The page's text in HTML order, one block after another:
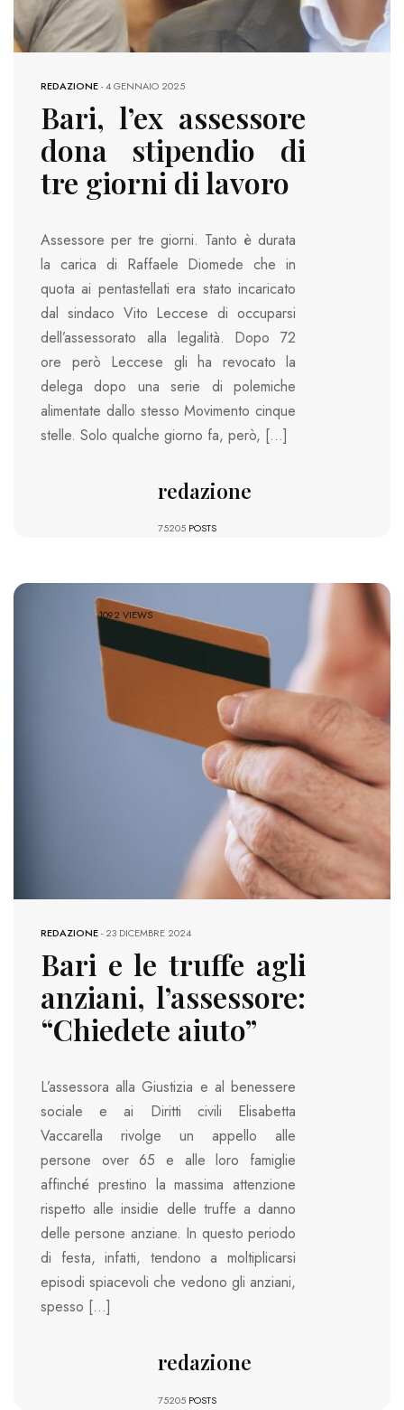
REDAZIONE-4 GENNAIO 2025
Bari, l’ex assessore
dona stipendio di
tre giorni di lavoro
Assessore per tre giorni. Tanto è durata
la carica di Raffaele Diomede che in
quota ai pentastellati era stato incaricato
dal sindaco Vito Leccese di occuparsi
dell’assessorato alla legalità. Dopo 72
ore però Leccese gli ha revocato la
delega dopo una serie di polemiche
alimentate dallo stesso Movimento cinque
stelle. Solo qualche giorno fa, però, […]
redazione
75205 POSTS
1092 VIEWS
REDAZIONE-23 DICEMBRE 2024
Bari e le truffe agli
anziani, l’assessore:
“Chiedete aiuto”
L’assessora alla Giustizia e al benessere
sociale e ai Diritti civili Elisabetta
Vaccarella rivolge un appello alle
persone over 65 e alle loro famiglie
affinché prestino la massima attenzione
rispetto alle insidie delle truffe a danno
delle persone anziane. In questo periodo
di festa, infatti, tendono a moltiplicarsi
episodi spiacevoli che vedono gli anziani,
spesso […]
redazione
75205 POSTS